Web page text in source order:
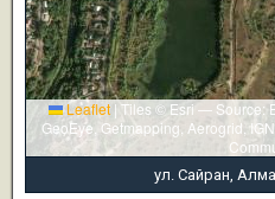
Leaflet | Tiles © Esri — Source:
GeoEye, Getmapping, Aerogrid,
ул. Сайран,